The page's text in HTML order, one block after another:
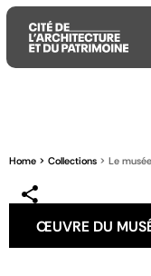
contenu
menu
laHome Collections Le
ŒUVRE DU